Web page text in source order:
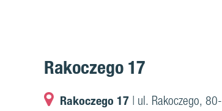
Rakoczego 17
Rakoczego 17 | ul. Rakoczego, 80-